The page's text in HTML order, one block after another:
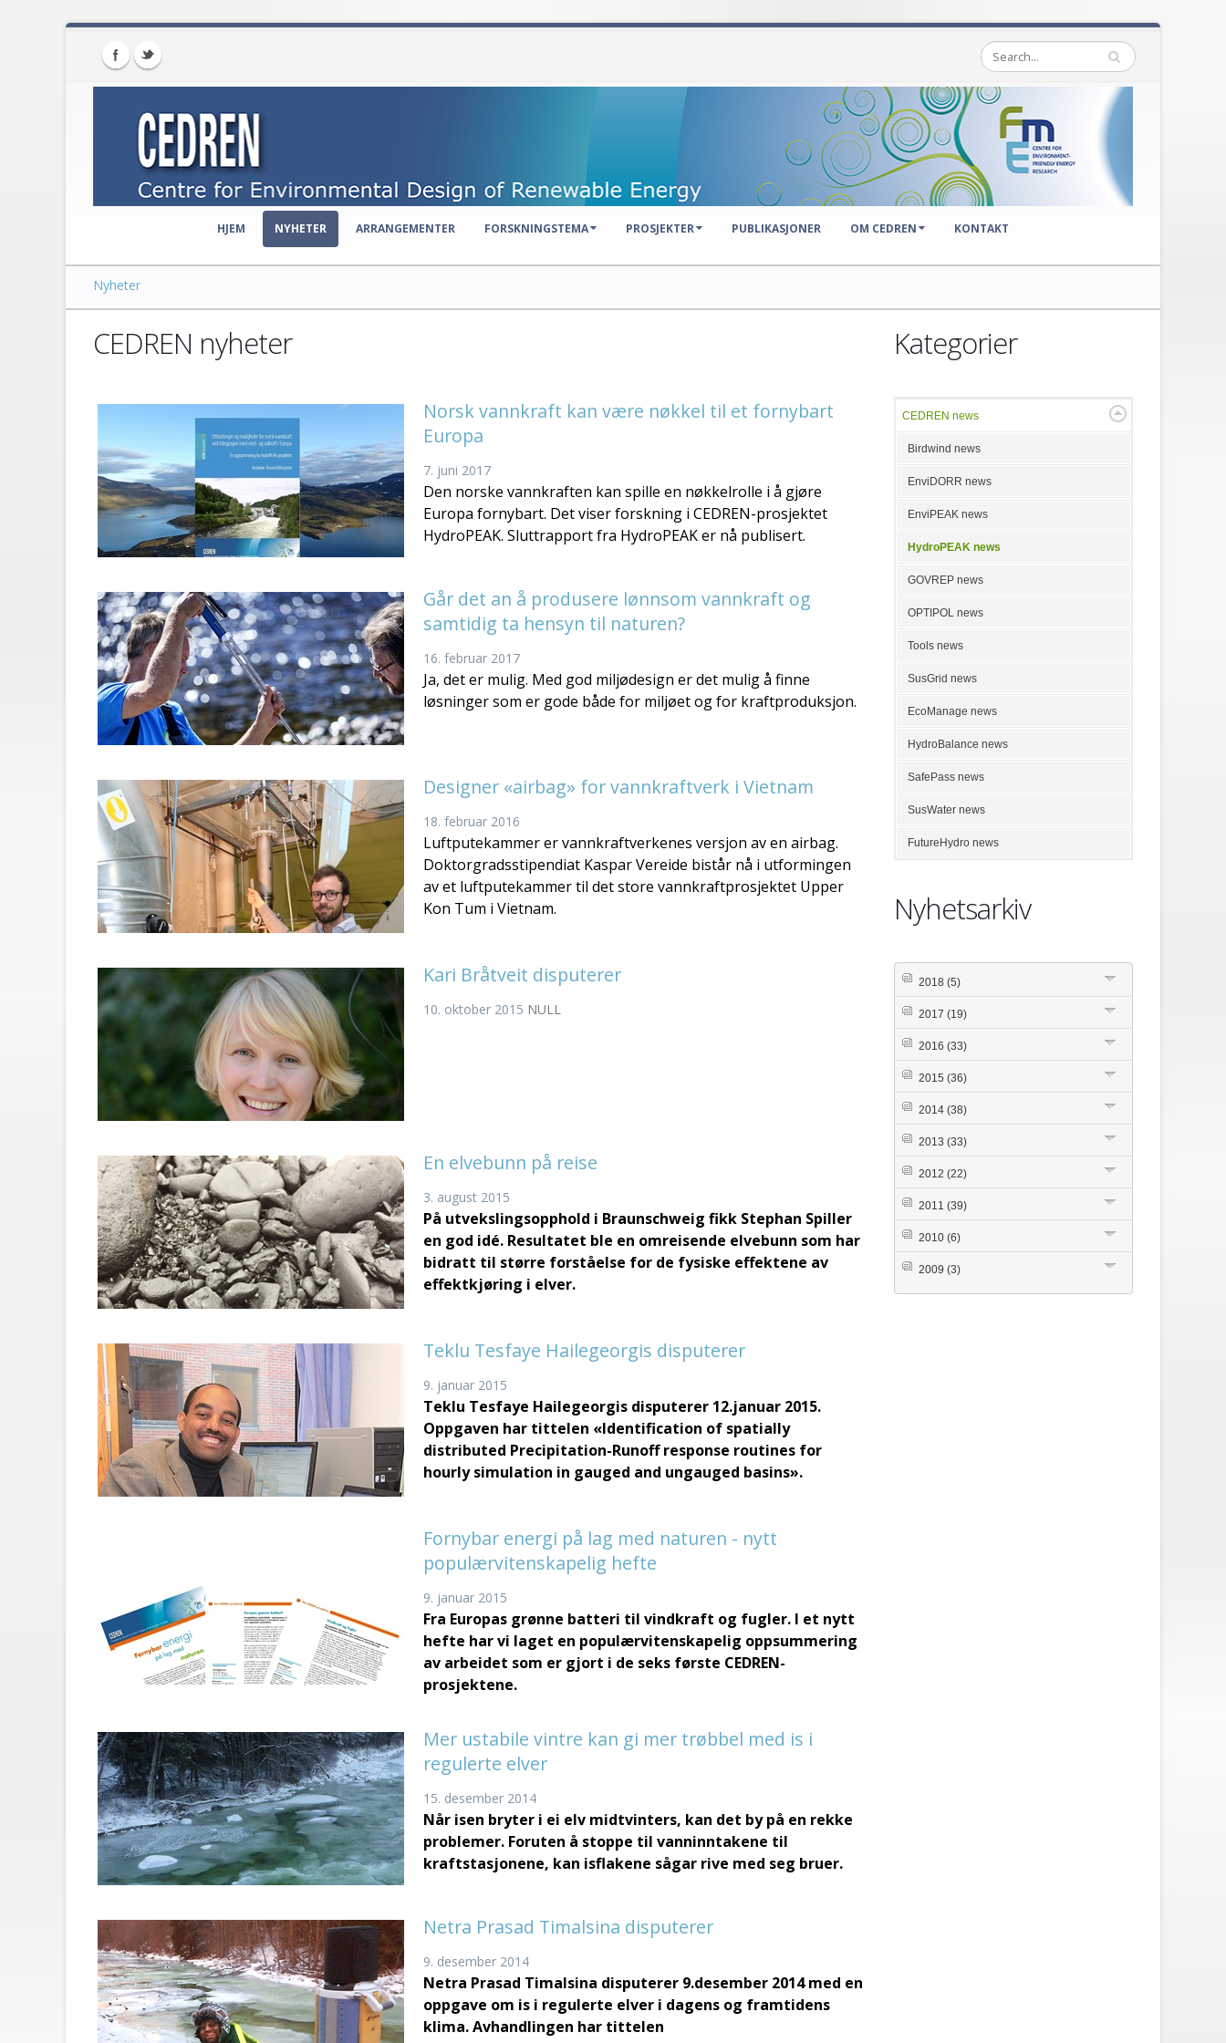
HJEM NYHETER ARRANGEMENTER FORSKNINGSTEMA PROSJEKTER PUBLIKASJONER OM CEDREN KONTAKT
Nyheter
CEDREN nyheter
Norsk vannkraft kan være nøkkel til et fornybart
Europa
7. juni 2017
Den norske vannkraften kan spille en nøkkelrolle i å gjøre
Europa fornybart. Det viser forskning i CEDREN-prosjektet
HydroPEAK. Sluttrapport fra HydroPEAK er nå publisert.
Går det an å produsere lønnsom vannkraft og
samtidig ta hensyn til naturen?
16. februar 2017
Ja, det er mulig. Med god miljødesign er det mulig å finne
løsninger som er gode både for miljøet og for kraftproduksjon.
Designer «airbag» for vannkraftverk i Vietnam
18. februar 2016
Luftputekammer er vannkraftverkenes versjon av en airbag.
Doktorgradsstipendiat Kaspar Vereide bistår nå i utformingen
av et luftputekammer til det store vannkraftprosjektet Upper
Kon Tum i Vietnam.
Kari Bråtveit disputerer
10. oktober 2015 NULL
En elvebunn på reise
3. august 2015
På utvekslingsopphold i Braunschweig fikk Stephan Spiller
en god idé. Resultatet ble en omreisende elvebunn som har
bidratt til større forståelse for de fysiske effektene av
effektkjøring i elver.
Teklu Tesfaye Hailegeorgis disputerer
9. januar 2015
Teklu Tesfaye Hailegeorgis disputerer 12.januar 2015.
Oppgaven har tittelen «Identification of spatially
distributed Precipitation-Runoff response routines for
hourly simulation in gauged and ungauged basins».
Fornybar energi på lag med naturen - nytt
populærvitenskapelig hefte
9. januar 2015
Fra Europas grønne batteri til vindkraft og fugler. I et nytt
hefte har vi laget en populærvitenskapelig oppsummering
av arbeidet som er gjort i de seks første CEDREN-
prosjektene.
Mer ustabile vintre kan gi mer trøbbel med is i
regulerte elver
15. desember 2014
Når isen bryter i ei elv midtvinters, kan det by på en rekke
problemer. Foruten å stoppe til vanninntakene til
kraftstasjonene, kan isflakene sågar rive med seg bruer.
Netra Prasad Timalsina disputerer
9. desember 2014
Netra Prasad Timalsina disputerer 9.desember 2014 med en
oppgave om is i regulerte elver i dagens og framtidens
klima. Avhandlingen har tittelen
Kategorier
CEDREN news
Birdwind news
EnviDORR news
EnviPEAK news
HydroPEAK news
GOVREP news
OPTIPOL news
Tools news
SusGrid news
EcoManage news
HydroBalance news
SafePass news
SusWater news
FutureHydro news
Nyhetsarkiv
2018 (5)
2017 (19)
2016 (33)
2015 (36)
2014 (38)
2013 (33)
2012 (22)
2011 (39)
2010 (6)
2009 (3)